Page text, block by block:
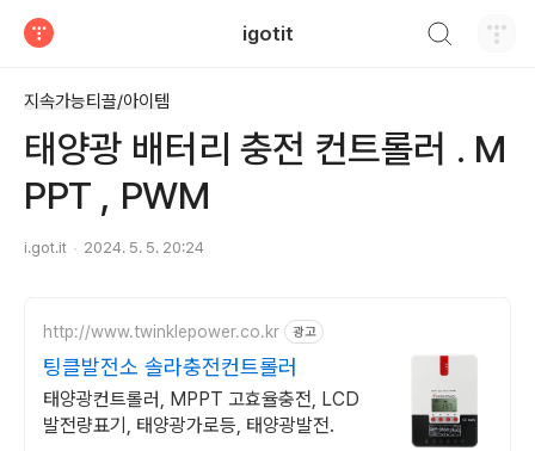
igotit
지속가능티끌/아이템
태양광 배터리 충전 컨트롤러 . M
PPT , PWM
i.got.it 2024. 5. 5. 20:24
http://www.twinklepower.co.kr 광고
팅클발전소 솔라충전컨트롤러
태양광컨트롤러, MPPT 고효율충전, LCD
발전량표기, 태양광가로등, 태양광발전.